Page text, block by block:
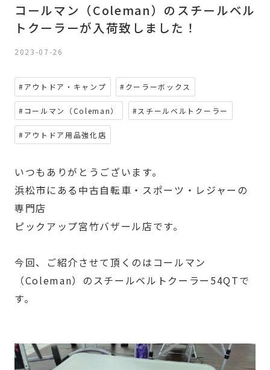
コールマン（Coleman）のスチールベル
トクーラーが入荷致しました！
2023-07-26
#アウトドア・キャンプ #クーラーボックス
#コールマン（Coleman） #スチールベルトクーラー
#アウトドア用品強化店
いつもありがとうございます。
浜松市にある中古自転車・スポーツ・レジャーの
専門店
ピックアップ宮竹バザール店です。
今回、ご紹介させて頂くのはコールマン
（Coleman）のスチールベルトクーラー54QTで
す。